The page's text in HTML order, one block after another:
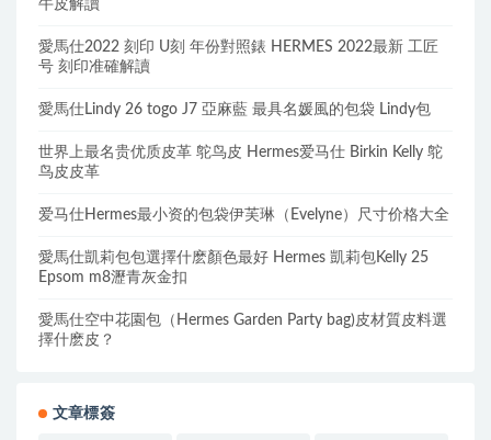
牛皮解讀
愛馬仕2022 刻印 U刻 年份對照錶 HERMES 2022最新 工匠
号 刻印准確解讀
愛馬仕Lindy 26 togo J7 亞麻藍 最具名媛風的包袋 Lindy包
世界上最名贵优质皮革 鸵鸟皮 Hermes爱马仕 Birkin Kelly 鸵
鸟皮皮革
爱马仕Hermes最小资的包袋伊芙琳（Evelyne）尺寸价格大全
愛馬仕凱莉包包選擇什麽顏色最好 Hermes 凱莉包Kelly 25
Epsom m8瀝青灰金扣
愛馬仕空中花園包（Hermes Garden Party bag)皮材質皮料選
擇什麽皮？
文章標簽